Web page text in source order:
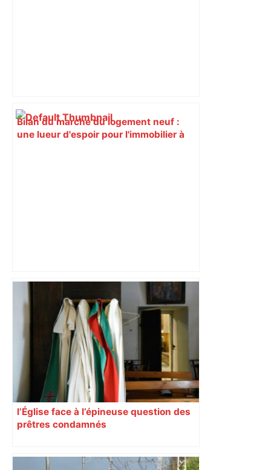
Bilan du marché du logement neuf :
une lueur d'espoir pour l'immobilier à
Près de Toulouse : dans cette zone
économique, un axe majeur va être
fermé en fin de soirée, voici les
déviations – Actu.fr
l’Église face à l’épineuse question des
prêtres condamnés